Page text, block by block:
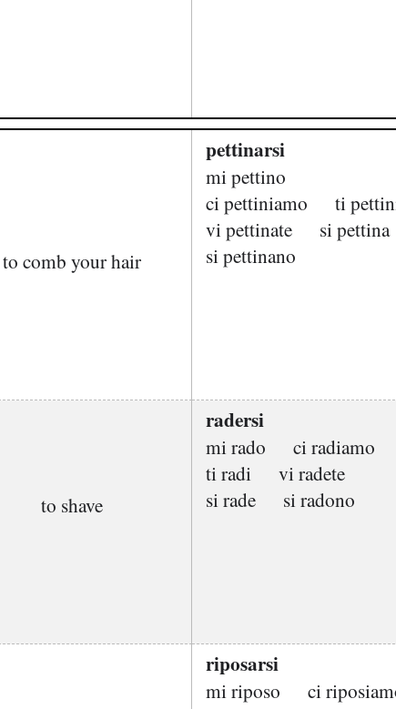
to comb your hair
pettinarsi
mi pettino
ci pettiniamo
ti
vi pettinate
si pettina
si pettinano
to shave
radersi
mi rado
ci radiamo
ti radi
vi radete
si rade
si radono
riposarsi
mi riposo
ci